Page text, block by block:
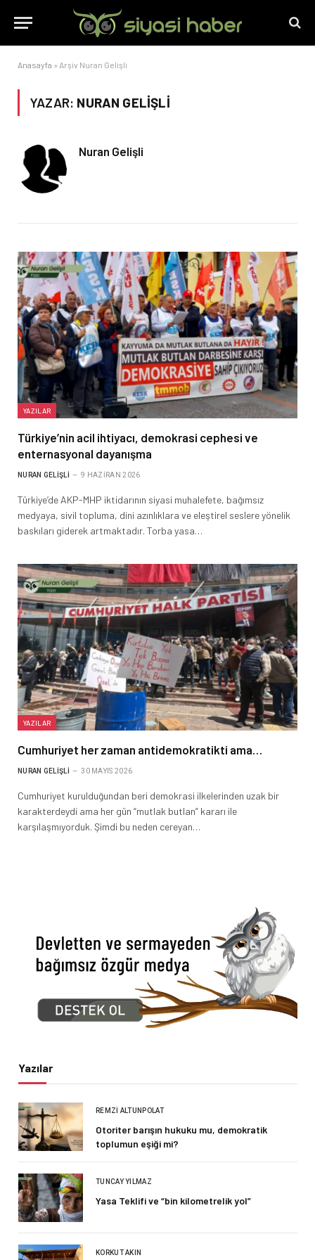
Anasayfa » Arşiv Nuran Gelişli
YAZAR: NURAN GELIŞLI
Nuran Gelişli
YAZILAR
Türkiye’nin acil ihtiyacı, demokrasi cephesi ve
enternasyonal dayanışma
NURAN GELIŞLI 9 HAZIRAN 2026
Türkiye’de AKP-MHP iktidarının siyasi muhalefete, bağımsız
medyaya, sivil topluma, dini azınlıklara ve eleştirel seslere yönelik
baskıları giderek artmaktadır. Torba yasa…
YAZILAR
Cumhuriyet her zaman antidemokratikti ama…
NURAN GELIŞLI 30 MAYIS 2026
Cumhuriyet kurulduğundan beri demokrasi ilkelerinden uzak bir
karakterdeydi ama her gün “mutlak butlan” kararı ile
karşılaşmıyorduk. Şimdi bu neden cereyan…
Yazılar
REMZI ALTUNPOLAT
Otoriter barışın hukuku mu, demokratik
toplumun eşiği mi?
TUNCAY YILMAZ
Yasa Teklifi ve “bin kilometrelik yol”
KORKUT AKIN